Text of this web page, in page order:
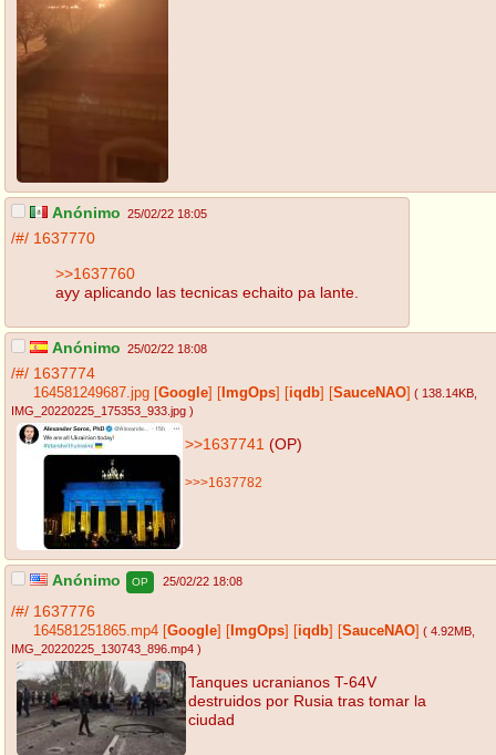
Anónimo 25/02/22 18:05
/#/ 1637770
>>1637760
ayy aplicando las tecnicas echaito pa lante.
Anónimo 25/02/22 18:08
/#/ 1637774
164581249687.jpg Google ImgOps iqdb SauceNAO ( 138.14KB
IMG_20220225_175353_933.jpg )
>>1637741 (OP)
>>>1637782
Anónimo OP 25/02/22 18:08
/#/ 1637776
164581251865.mp4 Google ImgOps iqdb SauceNAO ( 4.92MB
IMG_20220225_130743_896.mp4 )
Tanques ucranianos T-64V
destruidos por Rusia tras tomar la
ciudad